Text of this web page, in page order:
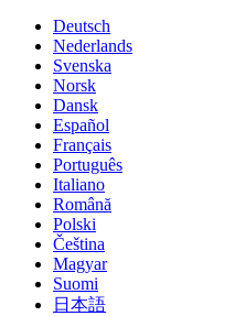
Deutsch
Nederlands
Svenska
Norsk
Dansk
Español
Français
Português
Italiano
Română
Polski
Čeština
Magyar
Suomi
日本語